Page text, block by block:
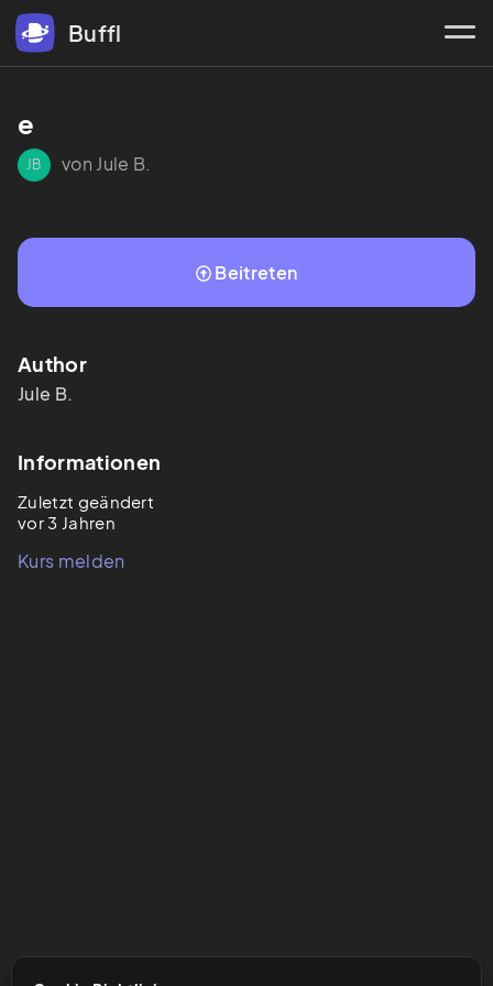
Buffl
e
JB von Jule B.
Beitreten
Author
Jule B.
Informationen
Zuletzt geändert
vor 3 Jahren
Kurs melden